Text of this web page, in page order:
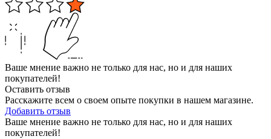
Ваше мнение важно не только для нас, но и для наших
покупателей!
Оставить отзыв
Расскажите всем о своем опыте покупки в нашем магазине.
Добавить отзыв
Ваше мнение важно не только для нас, но и для наших
покупателей!